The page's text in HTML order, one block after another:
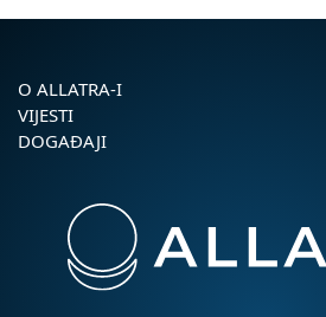
O ALLATRA-I
VIJESTI
DOGAĐAJI